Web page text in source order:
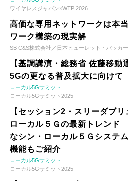
ワイヤレスジャパン×WTP 2026
高価な専用ネットワークは本
ワーク構築の現実解
SB C&S株式会社／日本ヒューレット・パッカ
【基調講演・総務省 佐藤移動
5Gの更なる普及拡大に向けて
ローカル5Gサミット
ローカル5Gサミット2025
【セッション2・スリーダブ
ローカル５Ｇの最新トレンド
なシン・ローカル５Ｇシステ
機能もご紹介
ローカル5Gサミット
ローカル5Gサミット2025